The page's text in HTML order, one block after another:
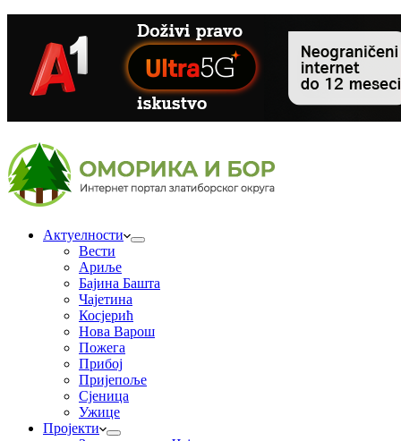
Актуелности
Вести
Ариље
Бајина Башта
Чајетина
Косјерић
Нова Варош
Пожега
Прибој
Пријепоље
Сјеница
Ужице
Пројекти